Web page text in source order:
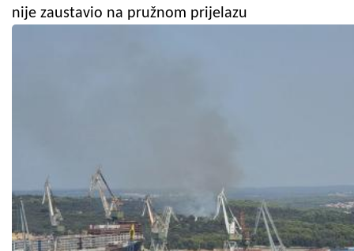
nije zaustavio na pružnom prijelazu